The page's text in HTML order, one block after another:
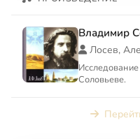
Владимир
Лосев,
Соловьеве.